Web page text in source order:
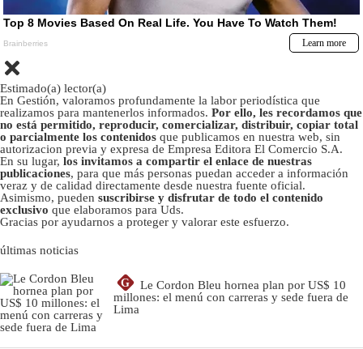
Estimado(a) lector(a)
En Gestión, valoramos profundamente la labor periodística que
realizamos para mantenerlos informados. Por ello, les recordamos que
no está permitido, reproducir, comercializar, distribuir, copiar total
o parcialmente los contenidos que publicamos en nuestra web, sin
autorizacion previa y expresa de Empresa Editora El Comercio S.A.
En su lugar, los invitamos a compartir el enlace de nuestras
publicaciones, para que más personas puedan acceder a información
veraz y de calidad directamente desde nuestra fuente oficial.
Asimismo, pueden suscribirse y disfrutar de todo el contenido
exclusivo que elaboramos para Uds.
Gracias por ayudarnos a proteger y valorar este esfuerzo.
últimas noticias
G
Le Cordon Bleu hornea plan por US$ 10
millones: el menú con carreras y sede fuera de
Lima